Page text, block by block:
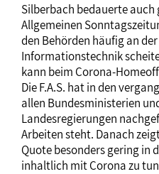
Silberbach bedauerte
Allgemeinen
den Behörden häufig an
Informationstechnik
kann beim Corona-
Die F.A.S. hat in den
allen Bundesministerien
Landesregierungen
Arbeiten steht. Danach
Quote besonders gering in
inhaltlich mit Corona zu